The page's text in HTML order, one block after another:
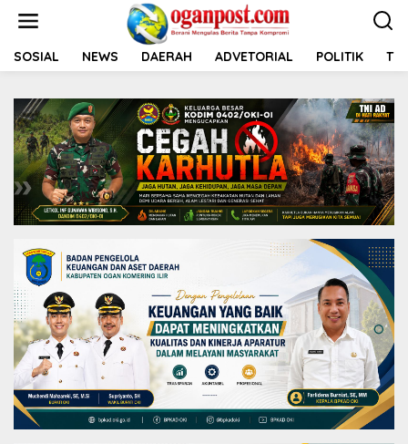
t
SOSIAL NEWS DAERAH ADVETORIAL POLITIK